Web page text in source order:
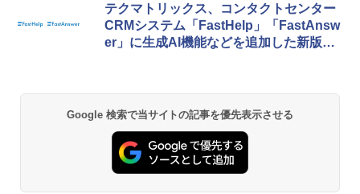
テクマトリックス、コンタクトセンター
CRMシステム「FastHelp」「FastAnsw
er」に生成AI機能などを追加した新版を
Google 検索で当サイトの記事を優先表示させる